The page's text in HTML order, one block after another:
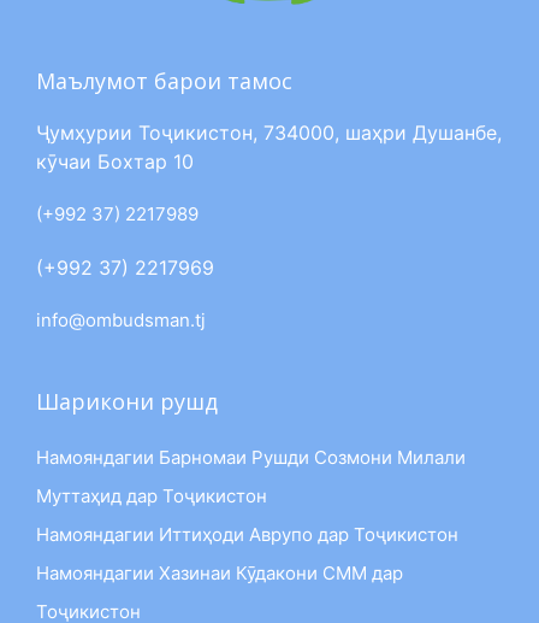
Маълумот барои тамос
Ҷумҳурии Тоҷикистон, 734000, шаҳри Душанбе,
кӯчаи Бохтар 10
(+992 37) 2217989
(+992 37) 2217969
info@ombudsman.tj
Шарикони рушд
Намояндагии Барномаи Рушди Созмони Милали
Муттаҳид дар Тоҷикистон
Намояндагии Иттиҳоди Аврупо дар Тоҷикистон
Намояндагии Хазинаи Кӯдакони СММ дар
Тоҷикистон